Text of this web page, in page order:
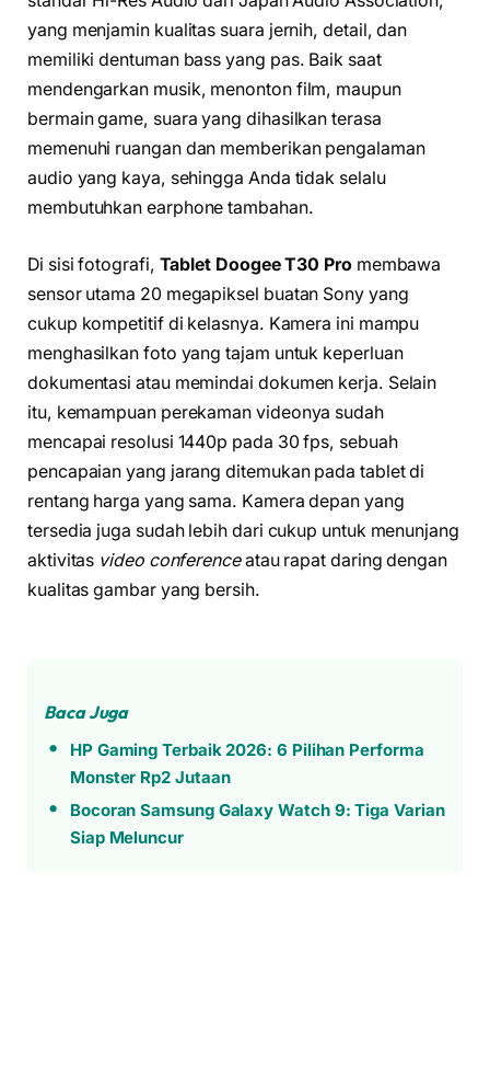
yang menjamin kualitas suara jernih, detail, dan
memiliki dentuman bass yang pas. Baik saat
mendengarkan musik, menonton film, maupun
bermain game, suara yang dihasilkan terasa
memenuhi ruangan dan memberikan pengalaman
audio yang kaya, sehingga Anda tidak selalu
membutuhkan earphone tambahan.
Di sisi fotografi, Tablet Doogee T30 Promembawa
sensor utama 20 megapiksel buatan Sony yang
cukup kompetitif di kelasnya. Kamera ini mampu
menghasilkan foto yang tajam untuk keperluan
dokumentasi atau memindai dokumen kerja. Selain
itu, kemampuan perekaman videonya sudah
mencapai resolusi 1440p pada 30 fps, sebuah
pencapaian yang jarang ditemukan pada tablet di
rentang harga yang sama. Kamera depan yang
tersedia juga sudah lebih dari cukup untuk menunjang
aktivitas video conferenceatau rapat daring dengan
kualitas gambar yang bersih.
Baca Juga
HP Gaming Terbaik 2026: 6 Pilihan Performa
Monster Rp2 Jutaan
Bocoran Samsung Galaxy Watch 9: Tiga Varian
Siap Meluncur